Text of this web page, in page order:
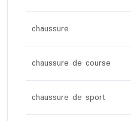
chaussure
chaussure de course
chaussure de sport